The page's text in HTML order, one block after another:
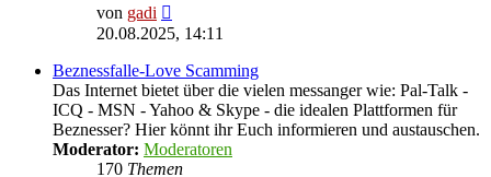
von gadi
Beitrag
20.08.2025, 14:11
Beznessfalle-Love Scamming
Das Internet bietet über die vielen messanger wie: Pal-Talk -
ICQ - MSN - Yahoo & Skype - die idealen Plattformen für
Beznesser? Hier könnt ihr Euch informieren und austauschen.
Moderator: Moderatoren
170 Themen